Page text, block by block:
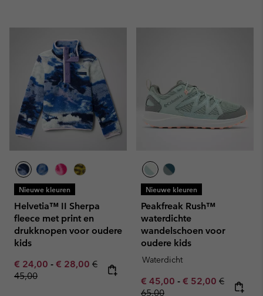
Nieuwe kleuren
Helvetia™ II Sherpa
fleece met print en
drukknopen voor oudere
kids
Minimum sale price:
€ 24,00 - Maximum sale price:
€ 28,00 Regular price:
€
45,00
Nieuwe kleuren
Peakfreak Rush™
waterdichte
wandelschoen voor
oudere kids
Waterdicht
Minimum sale price:
€ 45,00 - Maximum sale
€ 52,00 Regular
€
65,00